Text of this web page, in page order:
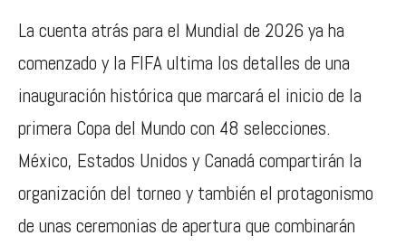
La cuenta atrás para el Mundial de 2026 ya ha
comenzado y la FIFA ultima los detalles de una
inauguración histórica que marcará el inicio de la
primera Copa del Mundo con 48 selecciones.
México, Estados Unidos y Canadá compartirán la
organización del torneo y también el protagonismo
de unas ceremonias de apertura que combinarán